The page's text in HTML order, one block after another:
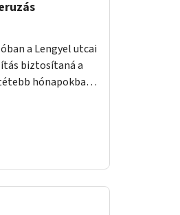
a Lengyel utcai
biztosítaná a
hónapokban,